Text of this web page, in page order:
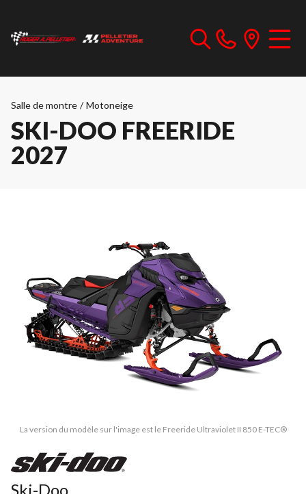
Salle de montre / Motoneige
SKI-DOO FREERIDE
2027
La version du modèle sur l'image est le Freeride Ultraviolet II 850 E-TEC®
Ski-Doo